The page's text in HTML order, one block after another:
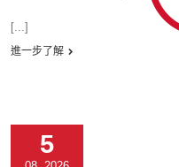
[...]
進一步了解
5